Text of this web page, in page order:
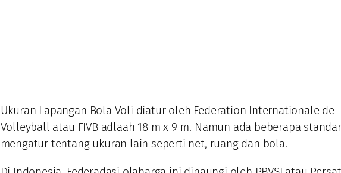
Ukuran Lapangan Bola Voli diatur oleh Federation Internationale de
Volleyball atau FIVB adlaah 18 m x 9 m. Namun ada beberapa
mengatur tentang ukuran lain seperti net, ruang dan bola.